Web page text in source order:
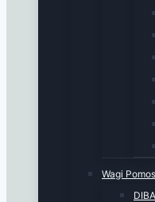
Wagi